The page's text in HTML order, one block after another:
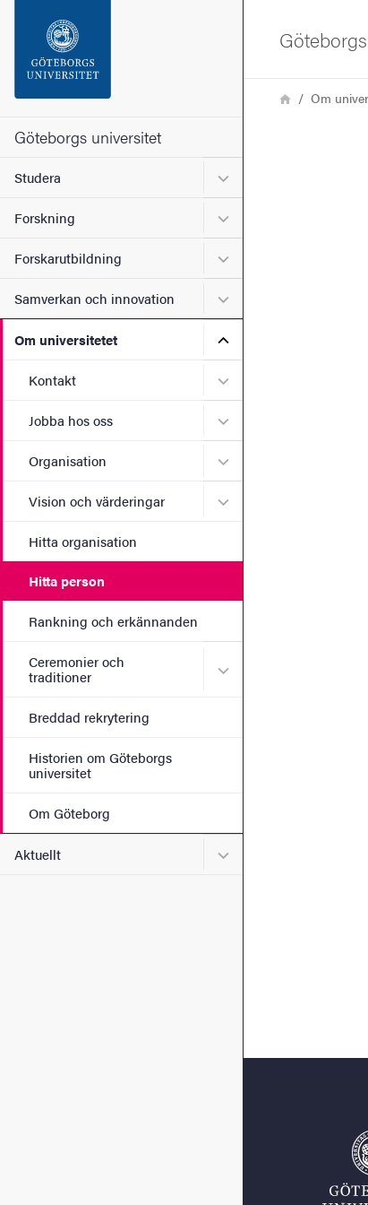
Sidfoten
Om webbplatsen
Göteborgs universitet
Studera Undermeny för Studera
Forskning Undermeny för
Forskarutbildning Undermeny för
Samverkan och innovation Undermeny för
Om universitetet Undermeny för Om
Kontakt Undermeny för Kontakt
Jobba hos oss Undermeny för
Organisation Undermeny för
Vision och värderingar Undermeny för Vision
Hitta organisation
Hitta person
Rankning och erkännanden
Ceremonier och
traditioner
Undermeny för
Breddad rekrytering
Historien om Göteborgs
universitet
Om Göteborg
Aktuellt Undermeny för Aktuellt
LänkstigHemOm